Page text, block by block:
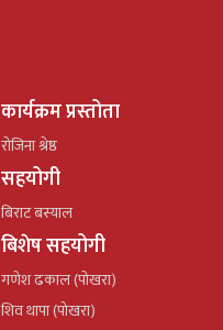
कार्यक्रम प्रस्तोता
रोजिना श्रेष्ठ
सहयोगी
बिराट बस्याल
बिशेष सहयोगी
गणेश ढकाल (पोखरा)
शिव थापा (पोखरा)